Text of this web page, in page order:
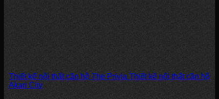
Thiết kế nội thất căn hộ The Privia Thiết kế nội thất căn hộ
Akari City